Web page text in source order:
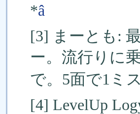
*â
[3] まーとも:
ー。流行りに
で。5面で1ミ
[4] LevelUp